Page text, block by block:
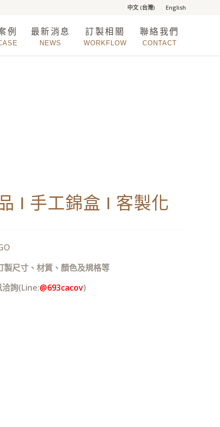
中文 (台灣) English
例 最新消息
NEWS
訂製相關
WORKFLOW
聯絡我們
CONTACT
I 手工錦盒 I 客製化
製尺寸、材質、顏色及規格等
詢(Line:@693cacov)